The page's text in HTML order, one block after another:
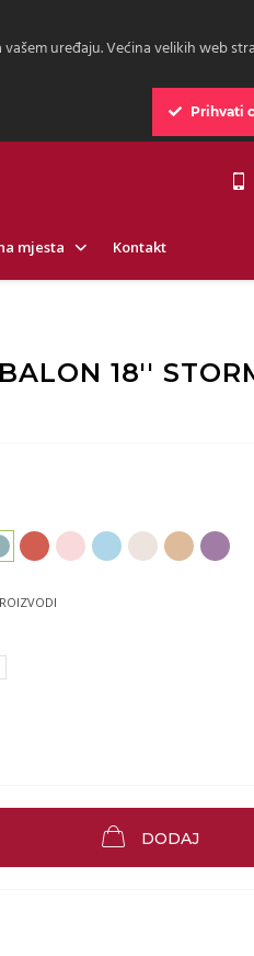
mjesta Kontakt
18''
DODAJ
uređaju. Većina velikih web
Prihvati